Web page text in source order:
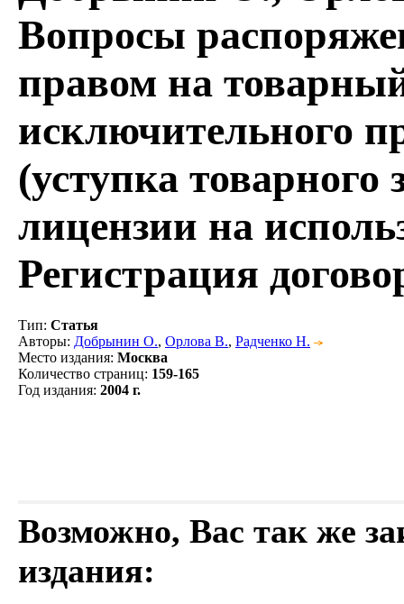
Вопросы
правом на
исключительного
(уступка товарного
лицензии на
Регистрация
Тип: Статья
Авторы: Добрынин О., Орлова В., Радченко Н.
Место издания: Москва
Количество страниц: 159-165
Год издания: 2004 г.
Возможно, Вас так же
издания: